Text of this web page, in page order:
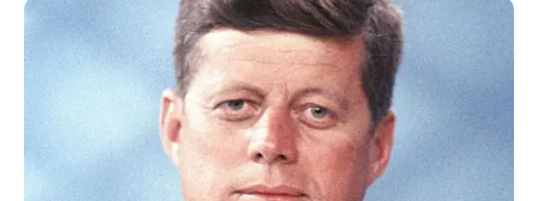
RECOMPENSA
Ofrecen $100 millones
para capturar a alias
‘Chuzo’, señalado de
liderar actividades
criminales en Antioquia